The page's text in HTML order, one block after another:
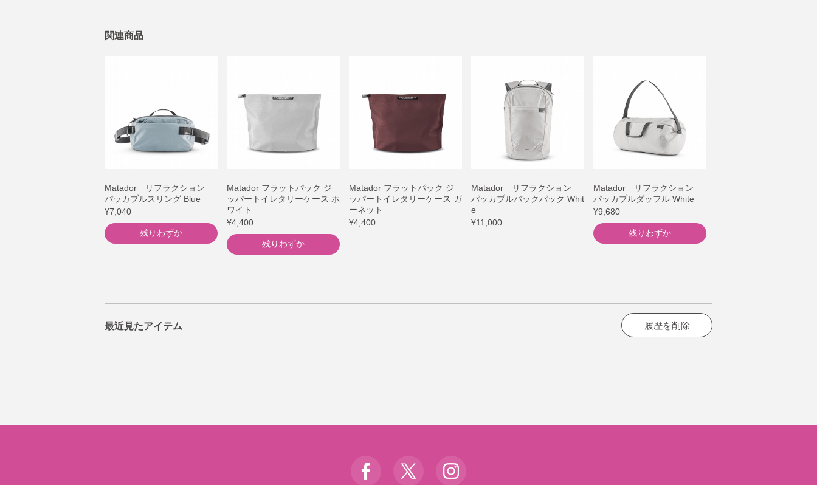
関連商品
Matador リフラクション
パッカブルスリング Blue
¥7,040
残りわずか
Matador フラットパック ジ
ッパートイレタリーケース ホ
ワイト
¥4,400
残りわずか
Matador フラットパック ジ
ッパートイレタリーケース ガ
ーネット
¥4,400
Matador リフラクション
パッカブルバックパック Whit
e
¥11,000
Matador リフラクション
パッカブルダッフル White
¥9,680
残りわずか
最近見たアイテム